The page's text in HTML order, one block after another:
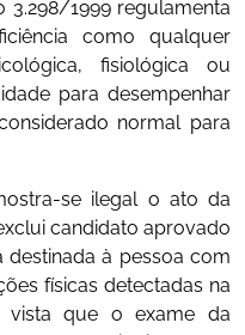
3.298/1999 regulamenta
como qualquer
fisiológica ou
para desempenhar
normal para
se ilegal o ato da
candidato aprovado
à pessoa com
físicas detectadas na
vista que o exame da